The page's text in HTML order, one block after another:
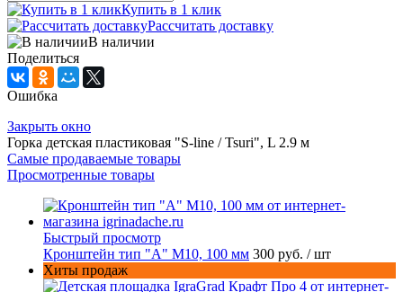
Купить в 1 клик
Рассчитать доставку
В наличии
Поделиться
Ошибка
Закрыть окно
Горка детская пластиковая "S-line / Tsuri", L 2.9 м
Самые продаваемые товары
Просмотренные товары
Быстрый просмотр
Кронштейн тип "A" M10, 100 мм 300 руб. / шт
Хиты продаж